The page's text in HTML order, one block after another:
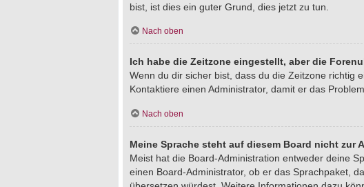
bist, ist dies ein guter Grund, dies jetzt zu tun.
Nach oben
Ich habe die Zeitzone eingestellt, aber die
Wenn du dir sicher bist, dass du die Zeitzone richtig
Kontaktiere einen Administrator, damit er das
Nach oben
Meine Sprache steht auf diesem Board nicht zur
Meist hat die Board-Administration entweder deine
einen Board-Administrator, ob er das Sprachpaket,